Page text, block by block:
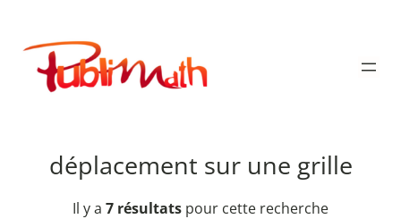
contenu
Publimath
déplacement sur une grille
Il y a 7 résultats pour cette recherche